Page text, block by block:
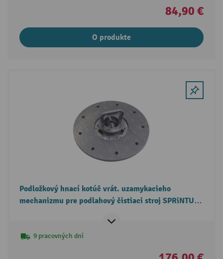
84,90 €
O produkte
Podložkový hnací kotúč vrát. uzamykacieho
mechanizmu pre podlahový čistiaci stroj SPRiNTUS
9 pracovných dní